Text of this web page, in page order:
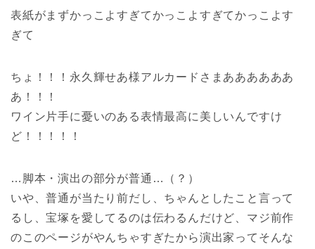
表紙がまずかっこよすぎてかっこよすぎてかっこよす
ぎて
ちょ！！！永久輝せあ様アルカードさまああああああ
あ！！！
ワイン片手に憂いのある表情最高に美しいんですけ
ど！！！！！
…脚本・演出の部分が普通…（？）
いや、普通が当たり前だし、ちゃんとしたこと言って
るし、宝塚を愛してるのは伝わるんだけど、マジ前作
のこのページがやんちゃすぎたから演出家ってそんな